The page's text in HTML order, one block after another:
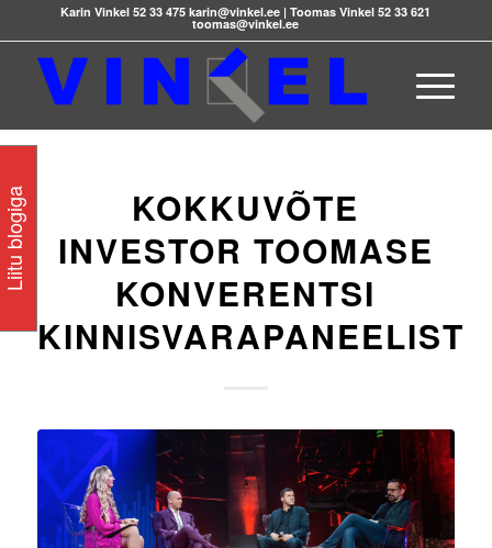
Karin Vinkel 52 33 475 karin@vinkel.ee | Toomas Vinkel 52 33 621
toomas@vinkel.ee
KOKKUVÕTE
INVESTOR TOOMASE
KONVERENTSI
KINNISVARAPANEELIST
Liitu blogiga